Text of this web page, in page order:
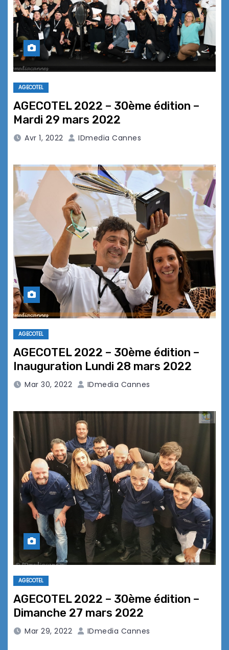
AGECOTEL
AGECOTEL 2022 – 30ème édition –
Mardi 29 mars 2022
Avr 1, 2022 IDmedia Cannes
AGECOTEL
AGECOTEL 2022 – 30ème édition –
Inauguration Lundi 28 mars 2022
Mar 30, 2022 IDmedia Cannes
AGECOTEL
AGECOTEL 2022 – 30ème édition –
Dimanche 27 mars 2022
Mar 29, 2022 IDmedia Cannes